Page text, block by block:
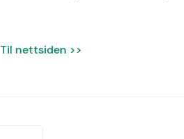
Til nettsiden >>